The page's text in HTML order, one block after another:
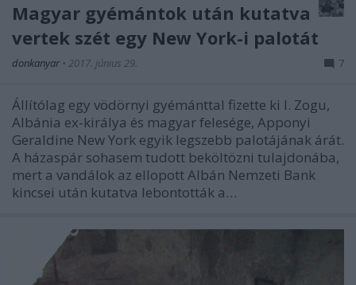
Magyar gyémántok után kutatva
vertek szét egy New York-i palotát
donkanyar • 2017. június 29. 7
Állítólag egy vödörnyi gyémánttal fizette ki I. Zogu,
Albánia ex-királya és magyar felesége, Apponyi
Geraldine New York egyik legszebb palotájának árát.
A házaspár sohasem tudott beköltözni tulajdonába,
mert a vandálok az ellopott Albán Nemzeti Bank
kincsei után kutatva lebontották a…